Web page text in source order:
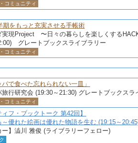
コミュニティ
期をもっと充実させる手帳術
実現Project 〜日々の暮らしを楽しくする
グレートブックスライブラリー
コミュニティ
パで食べた忘れられない一皿」
旅行研究会 (19:30～21:30) グレートブックスラ
コミュニティ
ィフ・ブックトーク 第42回】
～優れた絵画は優れた物語を生む (19:15～
ー】澁川 雅俊 (ライブラリーフェロー)